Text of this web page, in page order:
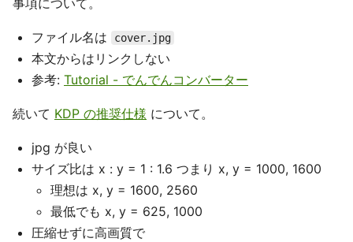
事項について。
ファイル名は cover.jpg
本文からはリンクしない
参考: Tutorial - でんでんコンバーター
続いて KDP の推奨仕様 について。
jpg が良い
サイズ比は x : y = 1 : 1.6 つまり x, y = 1000, 1600
理想は x, y = 1600, 2560
最低でも x, y = 625, 1000
圧縮せずに高画質で